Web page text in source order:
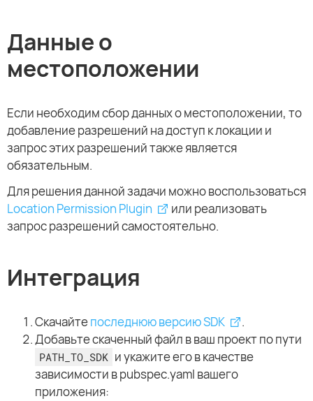
Данные о
местоположении
Если необходим сбор данных о местоположении, то
добавление разрешений на доступ к локации и
запрос этих разрешений также является
обязательным.
Для решения данной задачи можно воспользоваться
Location Permission Plugin
или реализовать
запрос разрешений самостоятельно.
Интеграция
Скачайтепоследнюю версию SDK
.
Добавьте скаченный файл в ваш проект по пути
PATH_TO_SDK и укажите его в качестве
зависимости в pubspec.yaml вашего
приложения: